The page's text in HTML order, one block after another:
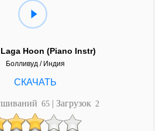
Hoon (Piano Instr)
Болливуд / Индия
65 | Загрузок 2